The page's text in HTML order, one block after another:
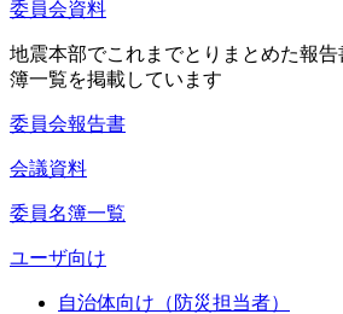
委員会資料
地震本部でこれまでとりまとめた報
簿一覧を掲載しています
委員会報告書
会議資料
委員名簿一覧
ユーザ向け
自治体向け（防災担当者）